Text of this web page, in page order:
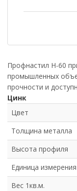
Профнастил Н-60
промышленных
прочности и
Цинк
Цвет
Толщина металла
Высота профиля
Единица
Вес 1кв.м.